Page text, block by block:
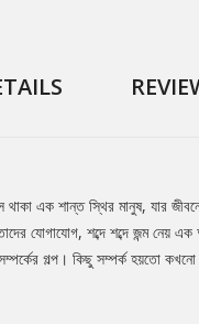
এক শান্ত স্থির মানুষ, যার
যোগাযোগ, শব্দে শব্দে জন্ম নেয়
গল্প। কিছু সম্পর্ক হয়তো